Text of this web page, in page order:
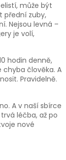
může být
přední zuby,
Nejsou levná –
je volí,
hodin denně,
člověka. A
Pravidelně.
A v naší sbírce
léčba, až po
nové